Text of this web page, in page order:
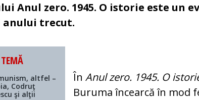
Anul zero. 1945. O istorie este un
anului trecut.
TEMĂ
altfel –
Codruţ
şi alţii
ÎnAnul zero. 1945. O
Buruma încearcă în mod